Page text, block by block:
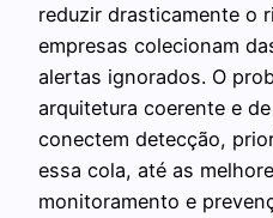
reduzir drasticamente o
empresas colecionam
alertas ignorados. O
arquitetura coerente e
conectem detecção,
essa cola, até as
monitoramento e